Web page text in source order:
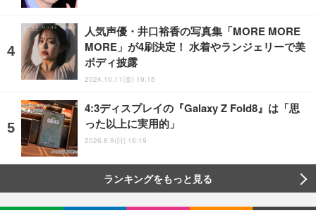
人気声優・井口裕香の写真集「MORE MORE
MORE」が4刷決定！ 水着やランジェリーで美
ボディ披露
2024.10.11(金) 19:15
4:3ディスプレイの『Galaxy Z Fold8』は「思
った以上に実用的」
2026.8.9(日) 16:19
ランキングをもっと見る